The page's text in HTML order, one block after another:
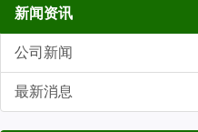
新闻资讯
公司新闻
最新消息